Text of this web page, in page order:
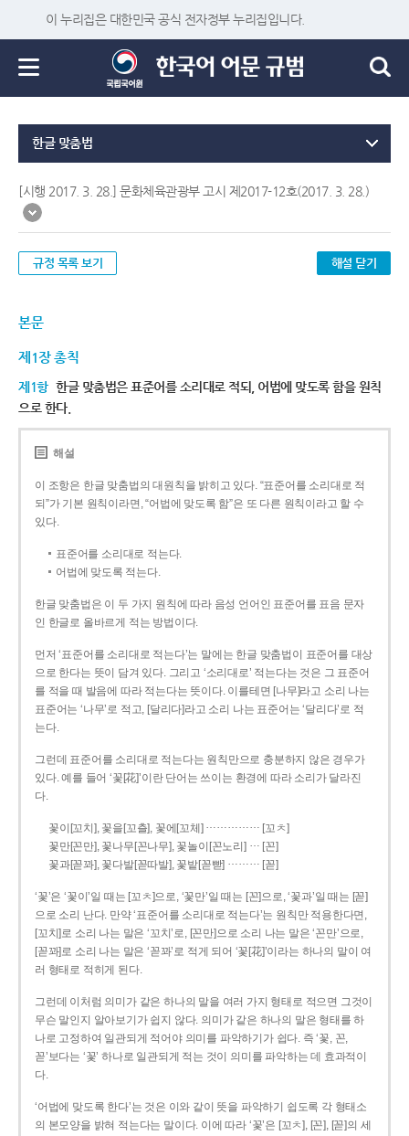
이 누리집은 대한민국 공식 전자정부 누리집입니다.
한글 맞춤법
[시행 2017. 3. 28.] 문화체육관광부 고시 제2017-12호(2017. 3. 28.)
규정 목록 보기 해설 닫기
본문
제1장 총칙
제1항 한글 맞춤법은 표준어를 소리대로 적되, 어법에 맞도록 함을 원칙
으로 한다.
해설
이 조항은 한글 맞춤법의 대원칙을 밝히고 있다. “표준어를 소리대로 적
되”가 기본 원칙이라면, “어법에 맞도록 함”은 또 다른 원칙이라고 할 수
있다.
표준어를 소리대로 적는다.
어법에 맞도록 적는다.
한글 맞춤법은 이 두 가지 원칙에 따라 음성 언어인 표준어를 표음 문자
인 한글로 올바르게 적는 방법이다.
먼저 ‘표준어를 소리대로 적는다’는 말에는 한글 맞춤법이 표준어를 대상
으로 한다는 뜻이 담겨 있다. 그리고 ‘소리대로’ 적는다는 것은 그 표준어
를 적을 때 발음에 따라 적는다는 뜻이다. 이를테면 [나무]라고 소리 나는
표준어는 ‘나무’로 적고, [달리다]라고 소리 나는 표준어는 ‘달리다’로 적
는다.
그런데 표준어를 소리대로 적는다는 원칙만으로 충분하지 않은 경우가
있다. 예를 들어 ‘꽃[花]’이란 단어는 쓰이는 환경에 따라 소리가 달라진
다.
꽃이[꼬치], 꽃을[꼬츨], 꽃에[꼬체] …………… [꼬ㅊ]
꽃만[꼰만], 꽃나무[꼰나무], 꽃놀이[꼰노리] … [꼰]
꽃과[꼳꽈], 꽃다발[꼳따발], 꽃밭[꼳빧] ……… [꼳]
‘꽃’은 ‘꽃이’일 때는 [꼬ㅊ]으로, ‘꽃만’일 때는 [꼰]으로, ‘꽃과’일 때는 [꼳]
으로 소리 난다. 만약 ‘표준어를 소리대로 적는다’는 원칙만 적용한다면,
[꼬치]로 소리 나는 말은 ‘꼬치’로, [꼰만]으로 소리 나는 말은 ‘꼰만’으로,
[꼳꽈]로 소리 나는 말은 ‘꼳꽈’로 적게 되어 ‘꽃[花]’이라는 하나의 말이 여
러 형태로 적히게 된다.
그런데 이처럼 의미가 같은 하나의 말을 여러 가지 형태로 적으면 그것이
무슨 말인지 알아보기가 쉽지 않다. 의미가 같은 하나의 말은 형태를 하
나로 고정하여 일관되게 적어야 의미를 파악하기가 쉽다. 즉 ‘꽃, 꼰,
꼳’보다는 ‘꽃’ 하나로 일관되게 적는 것이 의미를 파악하는 데 효과적이
다.
‘어법에 맞도록 한다’는 것은 이와 같이 뜻을 파악하기 쉽도록 각 형태소
의 본모양을 밝혀 적는다는 말이다. 이에 따라 ‘꽃’은 [꼬ㅊ], [꼰], [꼳]의 세